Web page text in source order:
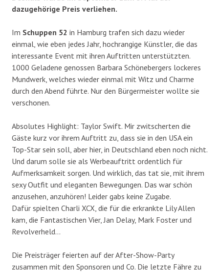
dazugehörige Preis verliehen.
Im Schuppen 52 in Hamburg trafen sich dazu wieder
einmal, wie eben jedes Jahr, hochrangige Künstler, die das
interessante Event mit ihren Auftritten unterstützten.
1000 Geladene genossen Barbara Schönebergers lockeres
Mundwerk, welches wieder einmal mit Witz und Charme
durch den Abend führte. Nur den Bürgermeister wollte sie
verschonen.
Absolutes Highlight: Taylor Swift. Mir zwitscherten die
Gäste kurz vor ihrem Auftritt zu, dass sie in den USA ein
Top-Star sein soll, aber hier, in Deutschland eben noch nicht.
Und darum solle sie als Werbeauftritt ordentlich für
Aufmerksamkeit sorgen. Und wirklich, das tat sie, mit ihrem
sexy Outfit und eleganten Bewegungen. Das war schön
anzusehen, anzuhören! Leider gabs keine Zugabe.
Dafür spielten Charli XCX, die für die erkrankte Lily Allen
kam, die Fantastischen Vier, Jan Delay, Mark Foster und
Revolverheld…
Die Preisträger feierten auf der After-Show-Party
zusammen mit den Sponsoren und Co. Die letzte Fähre zu